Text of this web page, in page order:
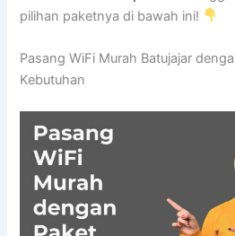
pilihan paketnya di bawah ini!
Pasang WiFi Murah Batujajar
Kebutuhan